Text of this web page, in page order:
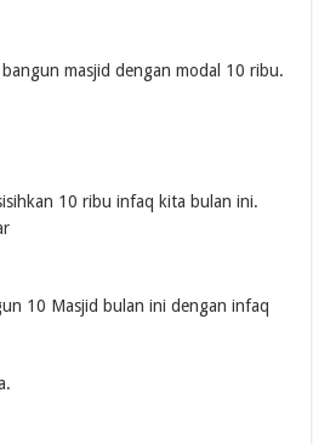
masjid dengan modal 10 ribu.
10 ribu infaq kita bulan ini.
10 Masjid bulan ini dengan infaq